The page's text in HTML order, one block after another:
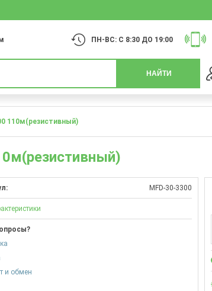
ПН-ВС: С 8:30 ДО 19:00
НАЙТИ
110м(резистивный)
MFD-30-3300
и обмен